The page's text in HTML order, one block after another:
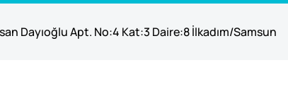
Dayıoğlu Apt. No:4 Kat:3 Daire:8 İlkadım/Samsun